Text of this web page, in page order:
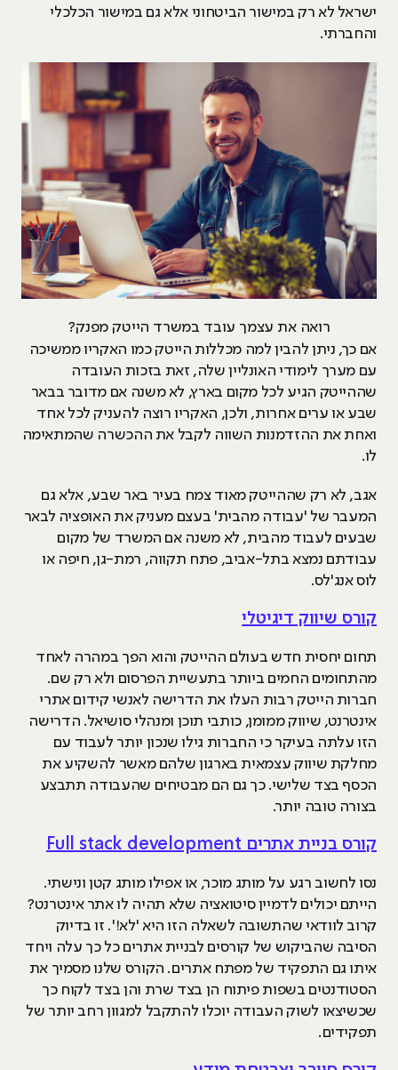
ישראל לא רק במישור הביטחוני אלא גם במישור הכלכלי
והחברתי.
רואה את עצמך עובד במשרד הייטק מפנק?
אם כך, ניתן להבין למה מכללות הייטק כמו האקריו ממשיכה
עם מערך לימודי האונליין שלה, זאת בזכות העובדה
שההייטק הגיע לכל מקום בארץ, לא משנה אם מדובר בבאר
שבע או ערים אחרות, ולכן, האקריו רוצה להעניק לכל אחד
ואחת את ההזדמנות השווה לקבל את ההכשרה שהמתאימה
לו.
אגב, לא רק שההייטק מאוד צמח בעיר באר שבע, אלא גם
המעבר של 'עבודה מהבית' בעצם מעניק את האופציה לבאר
שבעים לעבוד מהבית, לא משנה אם המשרד של מקום
עבודתם נמצא בתל-אביב, פתח תקווה, רמת-גן, חיפה או
לוס אנג'לס.
קורס שיווק דיגיטלי
תחום יחסית חדש בעולם ההייטק והוא הפך במהרה לאחד
מהתחומים החמים ביותר בתעשיית הפרסום ולא רק שם.
חברות הייטק רבות העלו את הדרישה לאנשי קידום אתרי
אינטרנט, שיווק ממומן, כותבי תוכן ומנהלי סושיאל. הדרישה
הזו עלתה בעיקר כי החברות גילו שנכון יותר לעבוד עם
מחלקת שיווק עצמאית בארגון שלהם מאשר להשקיע את
הכסף בצד שלישי. כך גם הם מבטיחים שהעבודה תתבצע
בצורה טובה יותר.
קורס בניית אתרים Full stack development
נסו לחשוב רגע על מותג מוכר, או אפילו מותג קטן ונישתי.
הייתם יכולים לדמיין סיטואציה שלא תהיה לו אתר אינטרנט?
קרוב לוודאי שהתשובה לשאלה הזו היא 'לא!'. זו בדיוק
הסיבה שהביקוש של קורסים לבניית אתרים כל כך עלה ויחד
איתו גם התפקיד של מפתח אתרים. הקורס שלנו מסמיך את
הסטודנטים בשפות פיתוח הן בצד שרת והן בצד לקוח כך
שכשיצאו לשוק העבודה יוכלו להתקבל למגוון רחב יותר של
תפקידים.